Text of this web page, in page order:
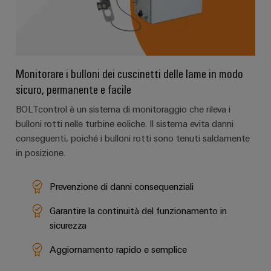
dell’acqua
e
acque
reflue
Soluzioni
per
e
acque
reflue
Idrogeno
Macchine
automatiche
Software
Marcatori
Stampanti
industriale
Infrastruttura
del
Monitorare i bulloni dei cuscinetti delle lame in modo
sicuro, permanente e facile
BOLTcontrol è un sistema di monitoraggio che rileva i
bulloni rotti nelle turbine eoliche. Il sistema evita danni
conseguenti, poiché i bulloni rotti sono tenuti saldamente
in posizione.
Prevenzione di danni consequenziali
Garantire la continuità del funzionamento in
sicurezza
Aggiornamento rapido e semplice